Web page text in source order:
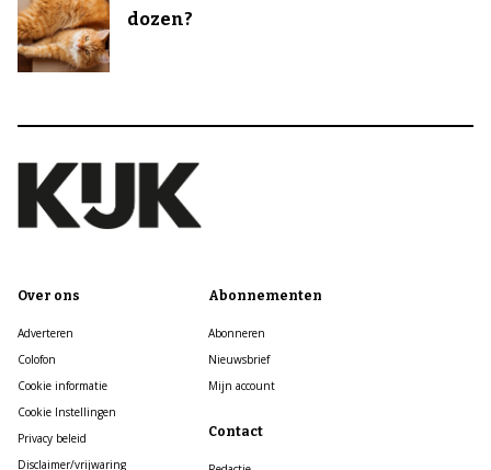
dozen?
Over ons
Adverteren
Colofon
Cookie informatie
Cookie Instellingen
Privacy beleid
Disclaimer/vrijwaring
Abonnementen
Abonneren
Nieuwsbrief
Mijn account
Contact